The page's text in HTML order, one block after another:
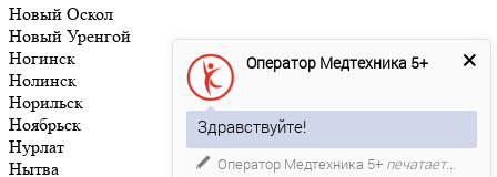
Новый Оскол
Новый Уренгой
Ногинск
Нолинск
Норильск
Ноябрьск
Нурлат
Нытва
Оператор Медтехника 5+
Здравствуйте!
Оператор Медтехника 5+ печатает...